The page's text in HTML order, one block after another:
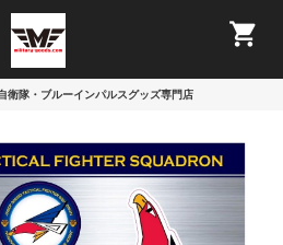
隊・ブルーインパルスグッズ専門店